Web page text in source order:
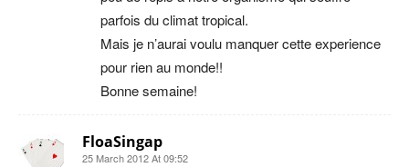
parfois du climat tropical.
Mais je n’aurai voulu manquer cette experience
pour rien au monde!!
Bonne semaine!
FloaSingap
25 March 2012 At 09:52